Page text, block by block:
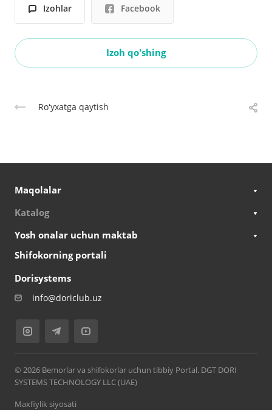
Izohlar Facebook
Izoh qo'shing
Roʻyxatga qaytish
Maqolalar
Katalog
Yosh onalar uchun maktab
Shifokorning portali
Dorisystems
info@doriclub.uz
© 2026 Bemorlar va shifokorlar uchun tibbiy Portal. DGT DORI
SYSTEMS TECHNOLOGY LLC (UAE)
Maxfiylik siyosati